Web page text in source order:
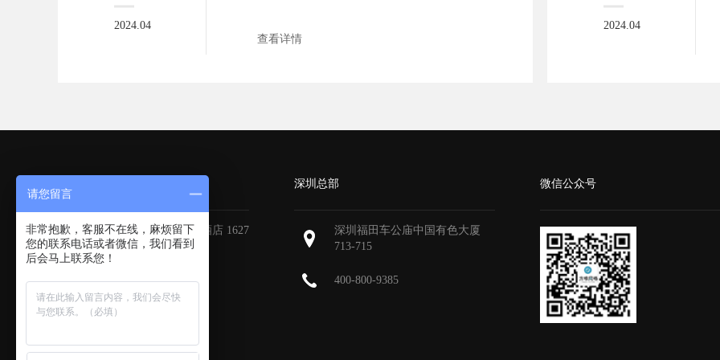
2024.04
查看详情
2024.04
广州天河区地中海国际酒店 1627
深圳总部
深圳福田车公庙中国有色大厦
713-715
400-800-9385
微信公众号
请您留言
非常抱歉，客服不在线，麻烦留下
您的联系电话或者微信，我们看到
后会马上联系您！